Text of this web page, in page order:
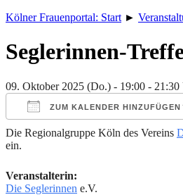
Kölner Frauenportal: Start ►
Seglerinnen-
09. Oktober 2025 (Do.) - 19:00 - 21:30
ZUM KALENDER HINZUFÜGEN
ICS herunterladen
Google Kalender
iCalendarOffice 365
Die Regionalgruppe Köln des Vereins
ein.
Veranstalterin:
Die Seglerinnen e.V.